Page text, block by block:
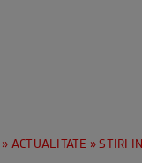
»ACTUALITATE »STIRI